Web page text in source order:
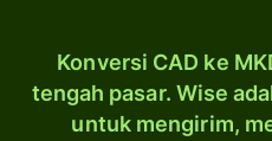
Konversi CAD ke
tengah pasar. Wise
untuk mengirim,